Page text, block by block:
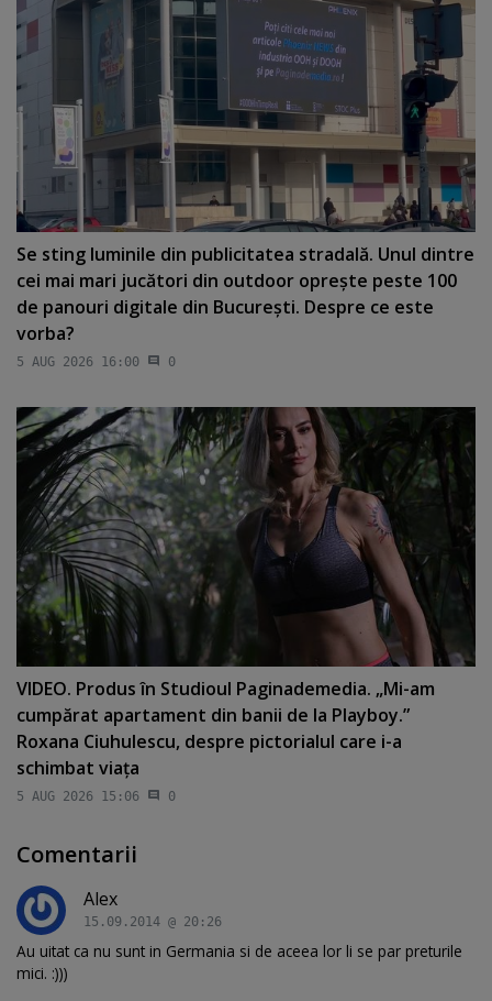
Se sting luminile din publicitatea stradală. Unul dintre
cei mai mari jucători din outdoor opreşte peste 100
de panouri digitale din Bucureşti. Despre ce este
vorba?
5 AUG 2026 16:00 0
VIDEO. Produs în Studioul Paginademedia. „Mi-am
cumpărat apartament din banii de la Playboy.”
Roxana Ciuhulescu, despre pictorialul care i-a
schimbat viaţa
5 AUG 2026 15:06 0
Comentarii
Alex
15.09.2014 @ 20:26
Au uitat ca nu sunt in Germania si de aceea lor li se par preturile
mici. :)))